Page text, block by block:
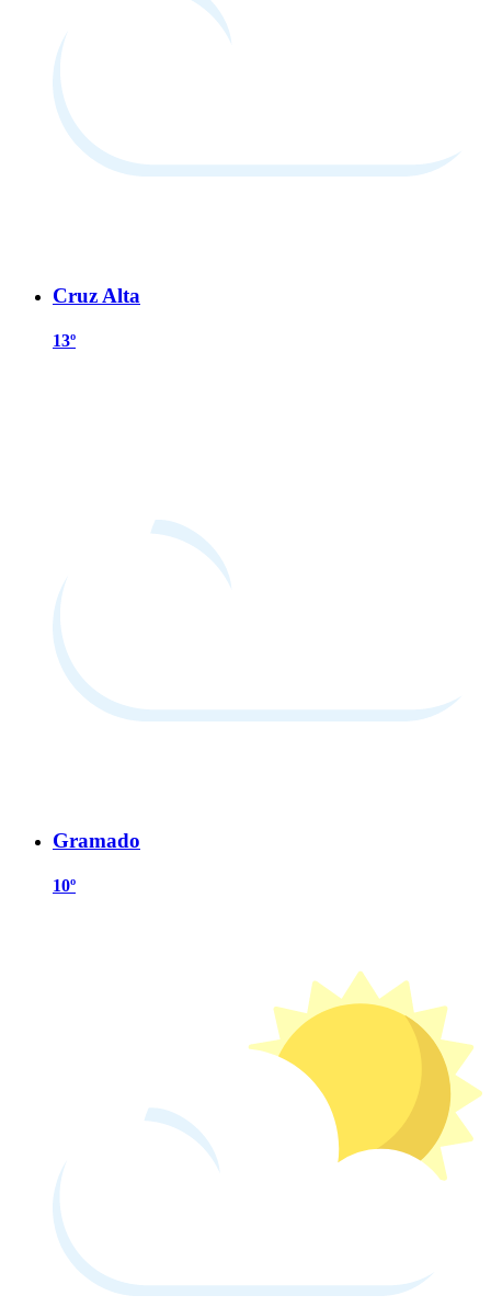
Cruz Alta
13º
Gramado
10º